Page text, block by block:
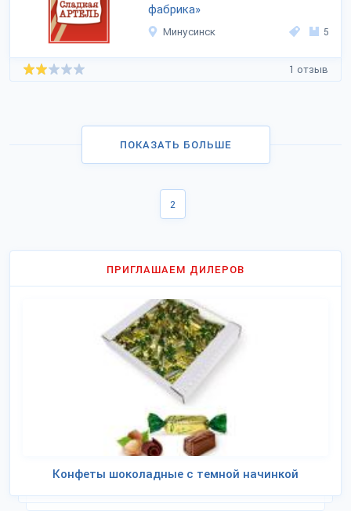
фабрика»
Минусинск 5
1 отзыв
ПОКАЗАТЬ БОЛЬШЕ
2
ПРИГЛАШАЕМ ДИЛЕРОВ
Конфеты шоколадные с темной начинкой